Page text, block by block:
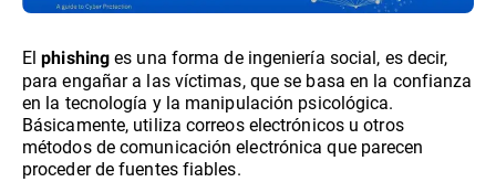
Elphishing es una forma de ingeniería social, es decir,
para engañar a las víctimas, que se basa en la confianza
en la tecnología y la manipulación psicológica.
Básicamente, utiliza correos electrónicos u otros
métodos de comunicación electrónica que parecen
proceder de fuentes fiables.